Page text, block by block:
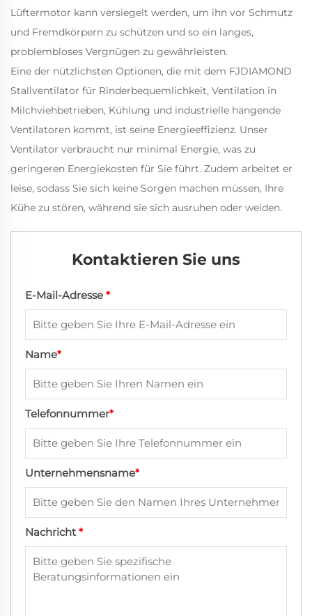
Lüftermotor kann versiegelt werden, um ihn vor Schmutz
und Fremdkörpern zu schützen und so ein langes,
problembloses Vergnügen zu gewährleisten.
Eine der nützlichsten Optionen, die mit dem FJDIAMOND
Stallventilator für Rinderbequemlichkeit, Ventilation in
Milchviehbetrieben, Kühlung und industrielle hängende
Ventilatoren kommt, ist seine Energieeffizienz. Unser
Ventilator verbraucht nur minimal Energie, was zu
geringeren Energiekosten für Sie führt. Zudem arbeitet er
leise, sodass Sie sich keine Sorgen machen müssen, Ihre
Kühe zu stören, während sie sich ausruhen oder weiden.
Kontaktieren Sie uns
E-Mail-Adresse *
Name*
Telefonnummer*
Unternehmensname*
Nachricht *